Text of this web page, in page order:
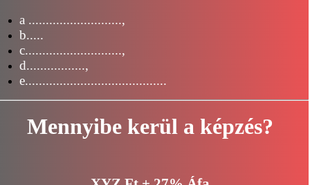
a ...........................,
b.....
c............................,
d.................,
e.........................................
Mennyibe kerül a képzés?